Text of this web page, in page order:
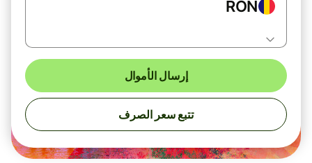
RON
إرسال الأموال
تتبع سعر الصرف